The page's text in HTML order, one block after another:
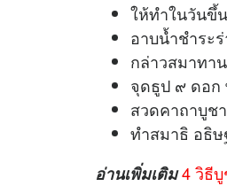
ให้ทําในวันขึ้
อาบน้ำชําระ
กล่าวสมาทา
จุดธูป ๙ ดอก
สวดคาถาบูช
ทําสมาธิ อธิ
อ่านเพิ่มเติม4 วิธี